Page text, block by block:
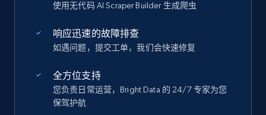
使用无代码 AI Scraper Builder 生成爬虫
响应迅速的故障排查
如遇问题，提交工单，我们会快速修复
全方位支持
您负责日常运营，Bright Data 的 24/7 专家为您
保驾护航